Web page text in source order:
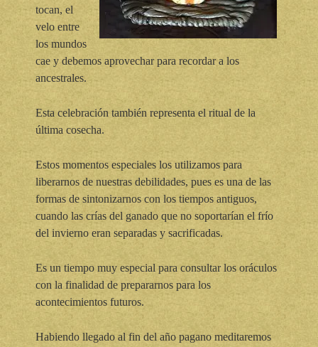
tocan, el
velo entre
los mundos
cae y debemos aprovechar para recordar a los
ancestrales.
Esta celebración también representa el ritual de la
última cosecha.
Estos momentos especiales los utilizamos para
liberarnos de nuestras debilidades, pues es una de las
formas de sintonizarnos con los tiempos antiguos,
cuando las crías del ganado que no soportarían el frío
del invierno eran separadas y sacrificadas.
Es un tiempo muy especial para consultar los oráculos
con la finalidad de prepararnos para los
acontecimientos futuros.
Habiendo llegado al fin del año pagano meditaremos